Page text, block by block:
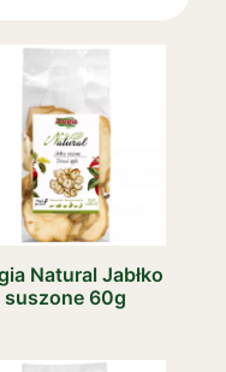
Natural Jabłko
suszone 60g